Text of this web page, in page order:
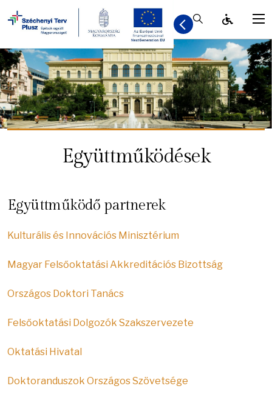
Kereső /
Együttműködések
Együttműködő partnerek
Kulturális és Innovációs Minisztérium
Magyar Felsőoktatási Akkreditációs Bizottság
Országos Doktori Tanács
Felsőoktatási Dolgozók Szakszervezete
Oktatási Hivatal
Doktoranduszok Országos Szövetsége